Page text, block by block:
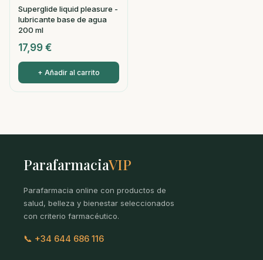
Superglide liquid pleasure -
lubricante base de agua
200 ml
17,99 €
+ Añadir al carrito
ParafarmaciaVIP
Parafarmacia online con productos de
salud, belleza y bienestar seleccionados
con criterio farmacéutico.
📞 +34 644 686 116